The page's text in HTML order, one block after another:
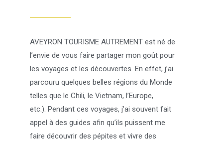
AVEYRON TOURISME AUTREMENT est né de
l’envie de vous faire partager mon goût pour
les voyages et les découvertes. En effet, j’ai
parcouru quelques belles régions du Monde
telles que le Chili, le Vietnam, l’Europe,
etc.). Pendant ces voyages, j’ai souvent fait
appel à des guides afin qu’ils puissent me
faire découvrir des pépites et vivre des